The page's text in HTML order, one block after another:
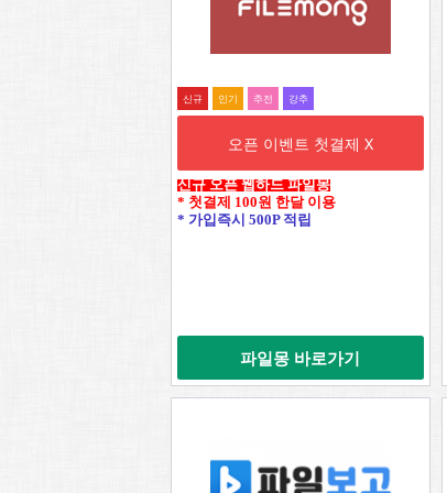
신규 인기 추전 강추
오픈 이벤트 첫결제 X
신규 오픈 웹하드 파일몽
* 첫결제 100원 한달 이용
* 가입즉시 500P 적립
파일몽 바로가기